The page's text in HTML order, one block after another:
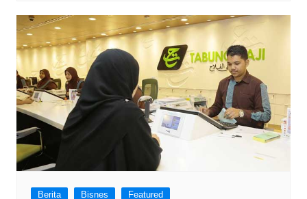
Berita Bisnes Featured